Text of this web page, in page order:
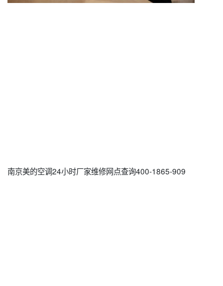
南京美的空调24小时厂家维修网点查询400-1865-909